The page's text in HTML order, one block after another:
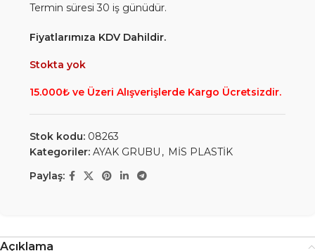
Termin süresi 30 iş günüdür.
Fiyatlarımıza KDV Dahildir.
Stokta yok
15.000₺ ve Üzeri Alışverişlerde Kargo Ücretsizdir.
Stok kodu: 08263
Kategoriler: AYAK GRUBU , MİS PLASTİK
Paylaş:
Açıklama